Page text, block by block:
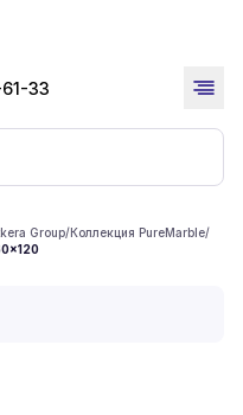
33
Group/Коллекция PureMarble/